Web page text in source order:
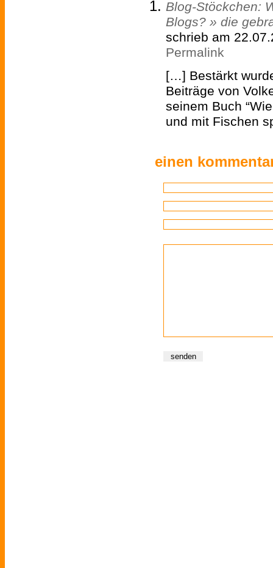
Blog-Stöckchen:
Blogs? » die
schrieb am
Permalink
[…] Bestärkt
Beiträge von
seinem Buch
und mit Fischen
einen